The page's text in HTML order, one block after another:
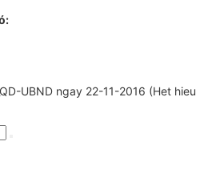
UBND ngay 22-11-2016 (Het hieu